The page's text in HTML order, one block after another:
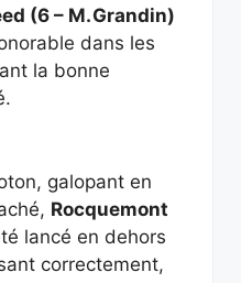
(6 – M. Grandin)
dans les
la bonne
galopant en
Rocquemont
lancé en dehors
correctement,